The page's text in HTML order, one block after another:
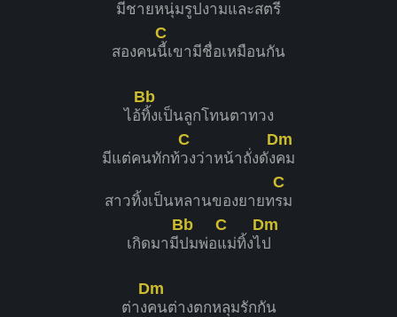
มีชายหนุ่มรูปงามและสตรี
สองคน
C
นี้เขามีชื่อเหมือนกัน
ไอ้
Bb
ทิ้งเป็นลูกโทนตาทวง
มีแต่คนทักท้
C
วงว่าหน้าถั่งดัง
Dm
คม
สาวทิ้งเป็นหลานของยายท
C
รม
เกิดมามี
Bb
ปมพ่อ
C
แม่ทิ้งไ
Dm
ป
ต่าง
Dm
คนต่างตกหลุมรักกัน